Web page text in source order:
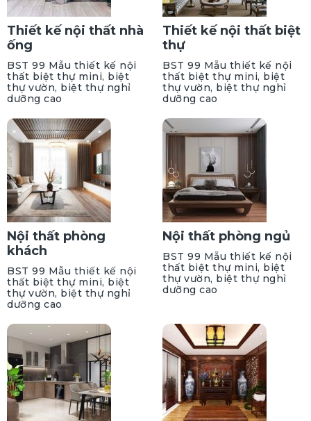
Thiết kế nội thất nhà
ống
BST 99 Mẫu thiết kế nội
thất biệt thự mini, biệt
thự vườn, biệt thự nghỉ
dưỡng cao
Thiết kế nội thất biệt
thự
BST 99 Mẫu thiết kế nội
thất biệt thự mini, biệt
thự vườn, biệt thự nghỉ
dưỡng cao
Nội thất phòng
khách
BST 99 Mẫu thiết kế nội
thất biệt thự mini, biệt
thự vườn, biệt thự nghỉ
dưỡng cao
Nội thất phòng ngủ
BST 99 Mẫu thiết kế nội
thất biệt thự mini, biệt
thự vườn, biệt thự nghỉ
dưỡng cao